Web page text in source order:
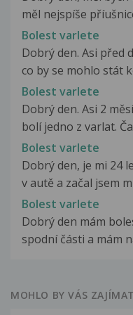
měl nejspíše
Bolest varlete
Dobrý den. Asi před
co by se mohlo stát
Bolest varlete
Dobrý den. Asi 2
bolí jedno z varlat.
Bolest varlete
Dobrý den, je mi 24
v autě a začal jsem
Bolest varlete
Dobrý den mám
spodní části a mám
MOHLO BY VÁS ZAJÍMAT